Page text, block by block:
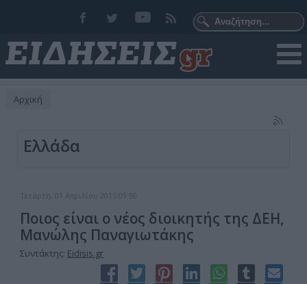
Αρχική
Ελλάδα
Τετάρτη, 01 Απριλίου 2015 09:50
Ποιος είναι ο νέος διοικητής της ΔΕΗ,
Μανώλης Παναγιωτάκης
Συντάκτης: Eidisis.gr